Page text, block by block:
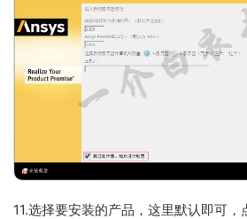
11.选择要安装的产品，这里默认即可，